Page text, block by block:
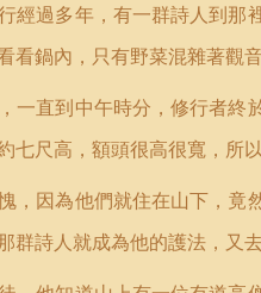
經過多年，有一群詩人到
看鍋內，只有野菜混雜著觀
一直到中午時分，修行者
七尺高，額頭很高很寬，所
，因為他們就住在山下，
群詩人就成為他的護法，又